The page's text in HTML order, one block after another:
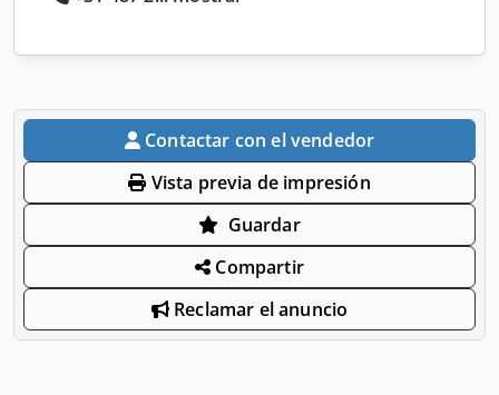
Contactar con el vendedor
Vista previa de impresión
Guardar
Compartir
Reclamar el anuncio